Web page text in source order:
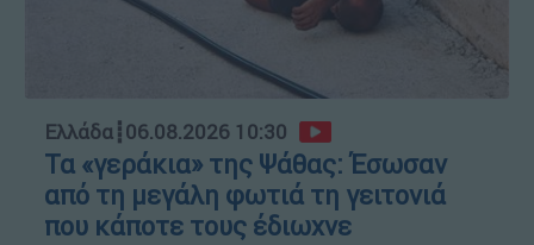
Ελλάδα┋06.08.2026 10:30
Τα «γεράκια» της Ψάθας: Έσωσαν
από τη μεγάλη φωτιά τη γειτονιά
που κάποτε τους έδιωχνε